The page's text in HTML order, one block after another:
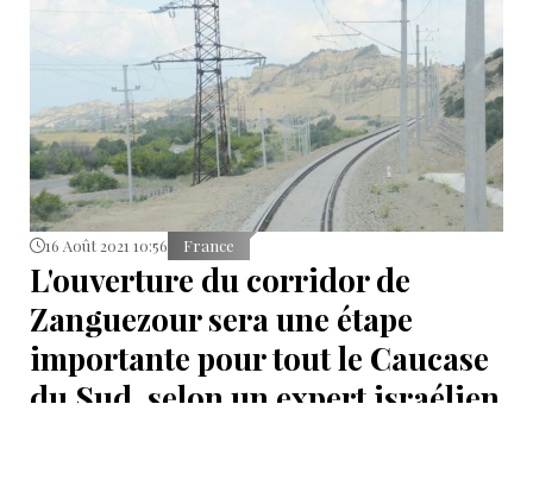
16 Août 2021 10:56 France
L'ouverture du corridor de
Zanguezour sera une étape
importante pour tout le Caucase
du Sud, selon un expert israélien